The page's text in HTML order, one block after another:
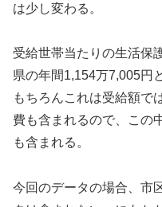
は少し変わる。
受給世帯当たりの生活保
県の年間1,154万7,005円
もちろんこれは受給額で
費も含まれるので、この
も含まれる。
今回のデータの場合、市